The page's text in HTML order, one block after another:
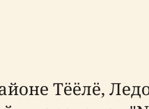
Тёёлё,